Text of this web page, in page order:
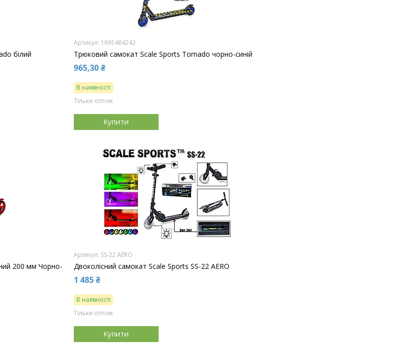
білий
1691484242
Трюковий самокат Scale Sports Tornado чорно-синій
965,30 ₴
В наявності
Тільки оптом
Купити
200 мм Чорно-
SS-22 AERO
Двоколісний самокат Scale Sports SS-22 AERO
1 485 ₴
В наявності
Тільки оптом
Купити